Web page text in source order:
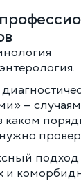
—
каком
и
НА
80-36
и мы